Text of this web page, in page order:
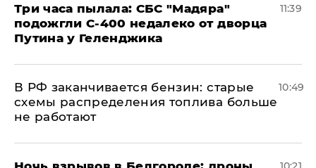
Три часа пылала: СБС "Мадяра"
подожгли С-400 недалеко от дворца
Путина у Геленджика
11:39
​В РФ заканчивается бензин: старые
схемы распределения топлива больше
не работают
10:49